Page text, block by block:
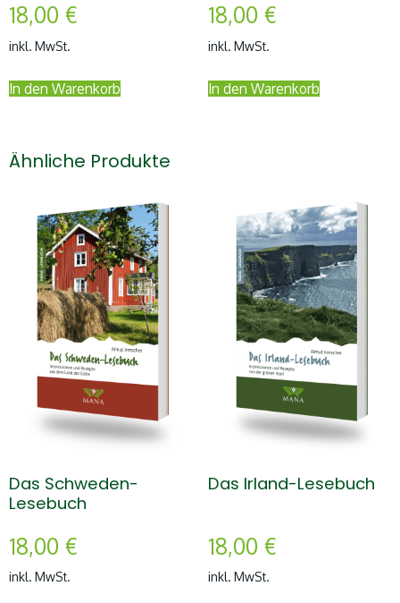
18,00 €
inkl. MwSt.
In den Warenkorb
18,00 €
inkl. MwSt.
In den Warenkorb
Ähnliche Produkte
Das Schweden-
Lesebuch
18,00 €
inkl. MwSt.
Das Irland-Lesebuch
18,00 €
inkl. MwSt.